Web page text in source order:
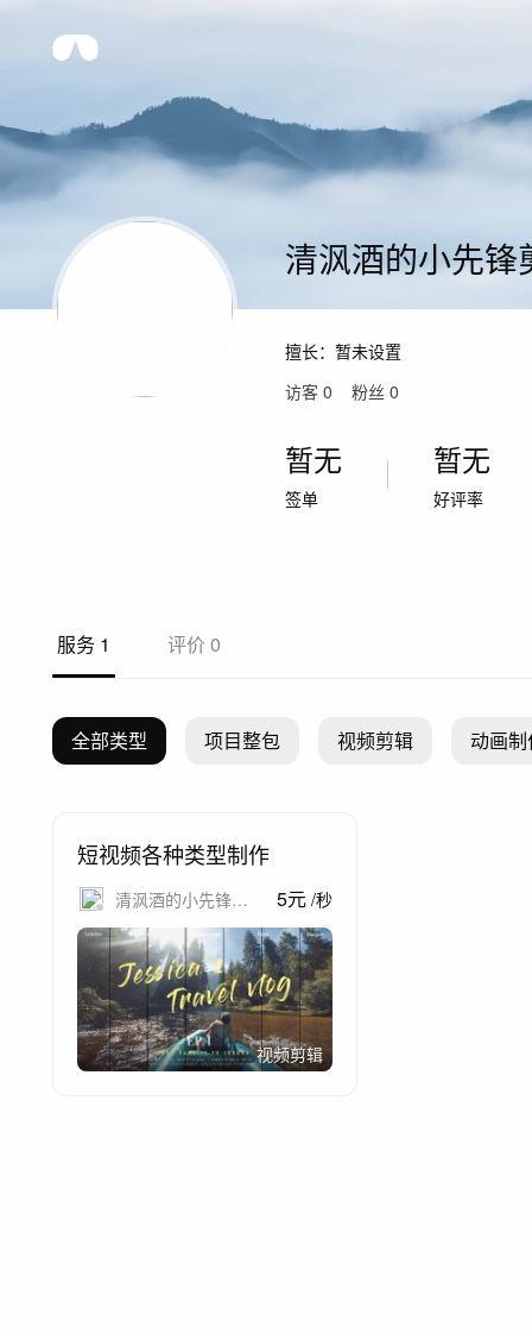
清沨酒的小先锋
擅长： 暂未设置
访客 0 粉丝 0
暂无
签单
暂无
好评率
服务 1 评价 0
全部类型 项目整包 视频剪辑 动画制
短视频各种类型制作
清沨酒的小先锋剪
辑店
5元 /秒
视频剪辑